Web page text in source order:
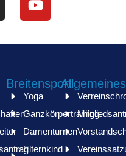
Breitensport
Yoga
Ganzkörpertraining
Damenturnen
Elternkind
Allgemeines